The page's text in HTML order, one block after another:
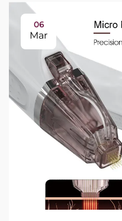
06
Mar